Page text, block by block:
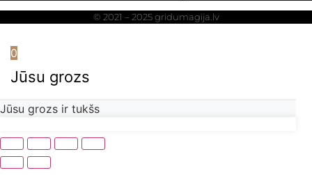
© 2021 – 2025 gridumagija.lv
0
Jūsu grozs
Jūsu grozs ir tukšs